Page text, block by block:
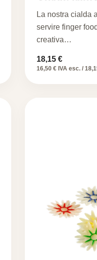
La nostra cialda
servire finger
creativa…
18,15€
16,50 € IVA esc. /